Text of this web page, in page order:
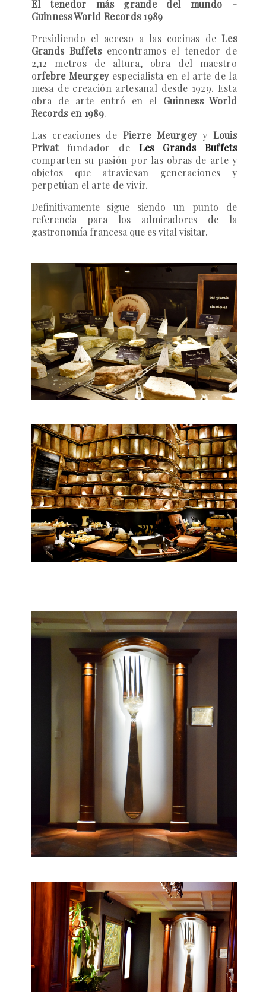
El tenedor más grande del mundo -
Guinness World Records 1989
Presidiendo el acceso a las cocinas deLes
Grands Buffetsencontramos el tenedor de
2,12 metros de altura, obra del maestro
orfebre Meurgeyespecialista en el arte de la
mesa de creación artesanal desde 1929. Esta
obra de arte entró en el Guinness World
Records en 1989.
Las creaciones de Pierre Meurgeyy Louis
Privatfundador de Les Grands Buffets
comparten su pasión por las obras de arte y
objetos que atraviesan generaciones y
perpetúan el arte de vivir.
Definitivamente sigue siendo un punto de
referencia para los admiradores de la
gastronomía francesa que es vital visitar.